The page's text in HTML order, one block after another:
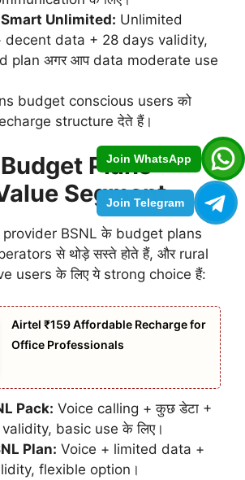
Join WhatsApp
Join Telegram
Unlimited: Unlimited
decent data + 28 days validity,
plan अगर आप data moderate use
budget conscious users को
structure देते हैं।
Plans –
Segment
provider BSNL के budget plans
से थोड़े सस्ते होते हैं, और rural
users के लिए ये strong choice हैं:
Airtel ₹159 Affordable Recharge for
Office Professionals
Pack: Voice calling + कुछ डेटा +
basic use के लिए।
Plan: Voice + limited data +
flexible option।